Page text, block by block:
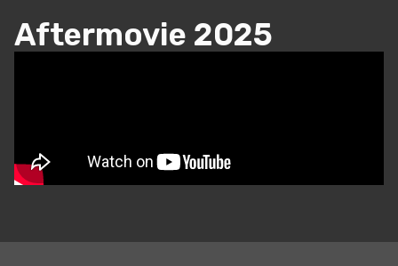
Aftermovie 2025